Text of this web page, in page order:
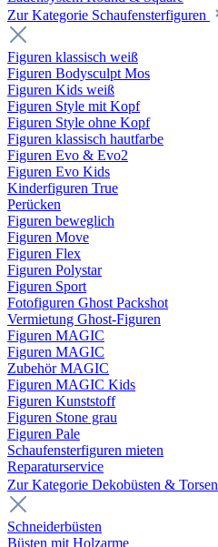
Zur Kategorie Schaufenster­figuren
Figuren klassisch weiß
Figuren Bodysculpt Mos
Figuren Kids weiß
Figuren Style mit Kopf
Figuren Style ohne Kopf
Figuren klassisch hautfarbe
Figuren Evo & Evo2
Figuren Evo Kids
Kinderfiguren True
Perücken
Figuren beweglich
Figuren Move
Figuren Flex
Figuren Polystar
Figuren Sport
Fotofiguren Ghost Packshot
Vermietung Ghost-Figuren
Figuren MAGIC
Figuren MAGIC
Zubehör MAGIC
Figuren MAGIC Kids
Figuren Kunststoff
Figuren Stone grau
Figuren Pale
Schaufensterfiguren mieten
Reparaturservice
Zur Kategorie Dekobüsten & Torsen
Schneiderbüsten
Büsten mit Holzarme